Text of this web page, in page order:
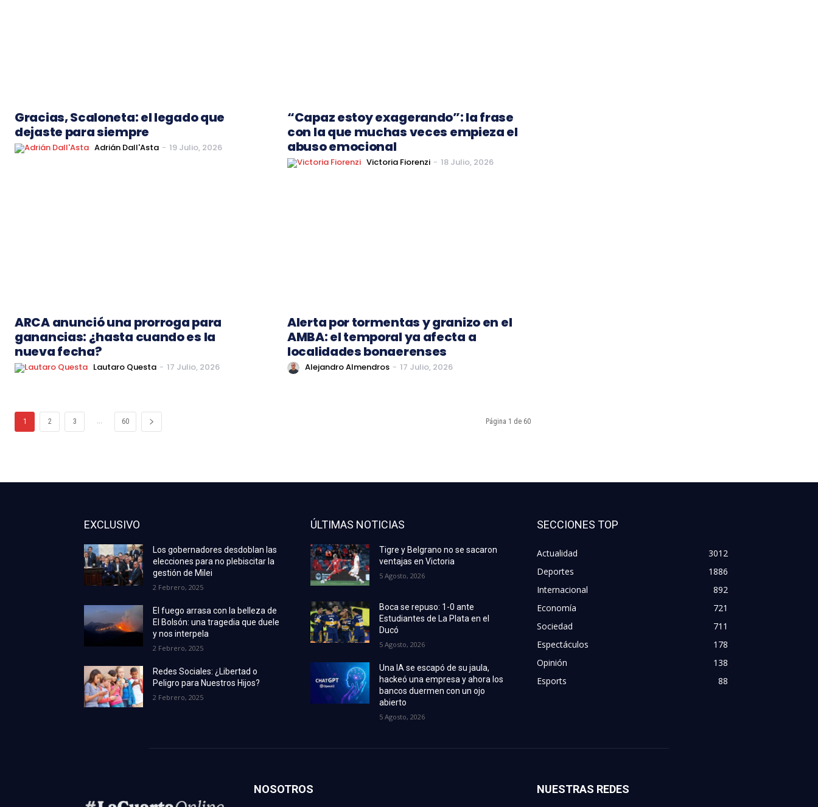
Gracias, Scaloneta: el legado que
dejaste para siempre
Adrián Dall'Asta - 19 Julio, 2026
“Capaz estoy exagerando”: la frase
con la que muchas veces empieza el
abuso emocional
Victoria Fiorenzi - 18 Julio, 2026
ARCA anunció una prorroga para
ganancias: ¿hasta cuando es la
nueva fecha?
Lautaro Questa - 17 Julio, 2026
Alerta por tormentas y granizo en el
AMBA: el temporal ya afecta a
localidades bonaerenses
Alejandro Almendros - 17 Julio, 2026
1 2 3 ... 60 Página 1 de 60
EXCLUSIVO
Los gobernadores desdoblan las
elecciones para no plebiscitar la
gestión de Milei
2 Febrero, 2025
El fuego arrasa con la belleza de
El Bolsón: una tragedia que duele
y nos interpela
2 Febrero, 2025
Redes Sociales: ¿Libertad o
Peligro para Nuestros Hijos?
2 Febrero, 2025
ÚLTIMAS NOTICIAS
Tigre y Belgrano no se sacaron
ventajas en Victoria
5 Agosto, 2026
Boca se repuso: 1-0 ante
Estudiantes de La Plata en el
Ducó
5 Agosto, 2026
Una IA se escapó de su jaula,
hackeó una empresa y ahora los
bancos duermen con un ojo
abierto
5 Agosto, 2026
SECCIONES TOP
Actualidad
3012
Deportes
1886
Internacional
892
Economía
721
Sociedad
711
Espectáculos
178
Opinión
138
Esports
88
NOSOTROS NUESTRAS REDES